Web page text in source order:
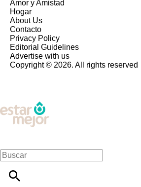
Amor y Amistad
Hogar
About Us
Contacto
Privacy Policy
Editorial Guidelines
Advertise with us
Copyright © 2026. All rights reserved